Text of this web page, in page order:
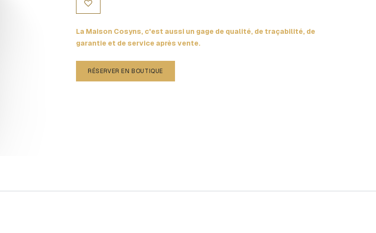
La Maison Cosyns, c'est aussi un gage de qualité, de traçabilité, de
garantie et de service après vente.
RÉSERVER EN BOUTIQUE